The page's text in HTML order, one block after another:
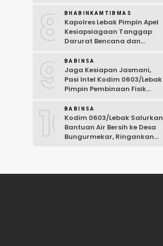
8 BHABINKAMTIBMAS
Kapolres Lebak Pimpin Apel
Kesiapsiagaan Tanggap
Darurat Bencana dan
9 BABINSA
Jaga Kesiapan Jasmani,
Pasi Intel Kodim 0603/Lebak
Pimpin Pembinaan Fisik
10BABINSA
Kodim 0603/Lebak Salurkan
Bantuan Air Bersih ke Desa
Bungurmekar, Ringankan